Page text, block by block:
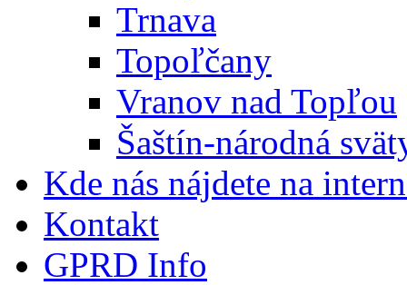
Trnava
Topoľčany
Vranov nad Topľou
Šaštín-národná
Kde nás nájdete na
Kontakt
GPRD Info